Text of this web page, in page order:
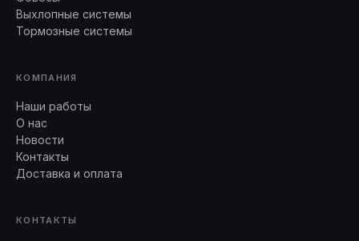
Выхлопные системы
Тормозные системы
КОМПАНИЯ
Наши работы
О нас
Новости
Контакты
Доставка и оплата
КОНТАКТЫ